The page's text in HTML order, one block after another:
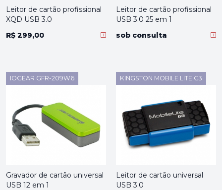
Leitor de cartão profissional
XQD USB 3.0
R$ 299,00
Leitor de cartão profissional
USB 3.0 25 em 1
sob consulta
IOGEAR GFR-209W6
Gravador de cartão universal
USB 12 em 1
KINGSTON MOBILE LITE G3
Leitor de cartão universal
USB 3.0